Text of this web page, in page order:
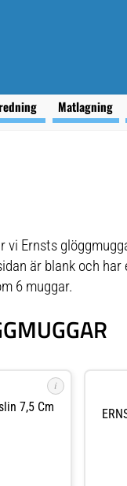
Matlagning
Ernsts
är blank och har
6 muggar.
i
7,5 Cm